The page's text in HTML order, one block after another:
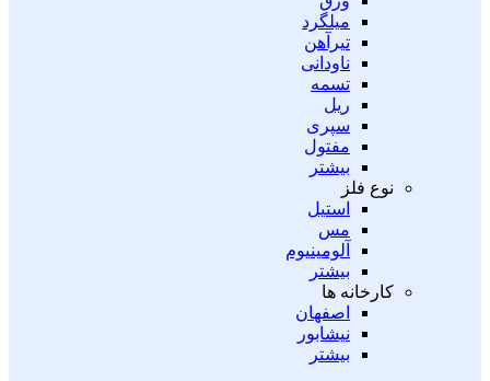
میلگرد
تیرآهن
ناودانی
تسمه
ریل
سپری
مفتول
بیشتر
نوع فلز
استیل
مس
آلومینیوم
بیشتر
کارخانه ها
اصفهان
نیشابور
بیشتر